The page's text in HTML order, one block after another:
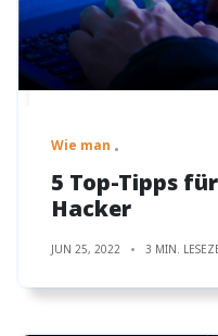
Wie man
5 Top-Tipps
Hacker
JUN 25, 2022 3 MIN.